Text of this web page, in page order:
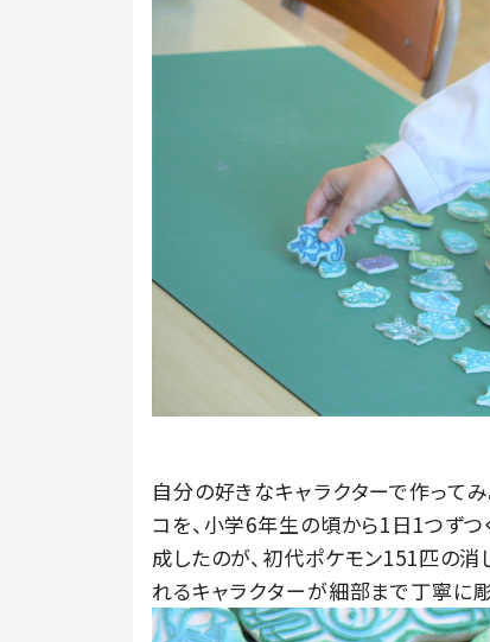
自分の好きなキャラクターで作って
コを、小学6年生の頃から1日1つずつ
成したのが、初代ポケモン151匹の消
れるキャラクターが細部まで丁寧に